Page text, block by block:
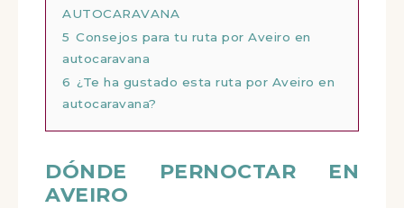
AUTOCARAVANA
5 Consejos para tu ruta por Aveiro en
autocaravana
6 ¿Te ha gustado esta ruta por Aveiro en
autocaravana?
DÓNDE PERNOCTAR EN
AVEIRO